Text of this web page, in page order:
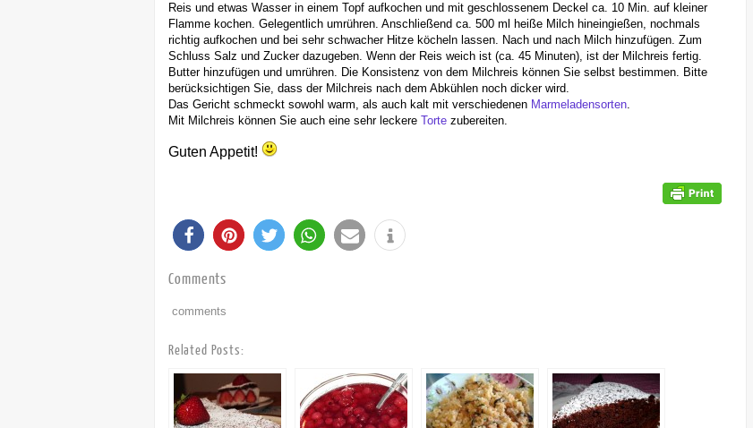
Reis und etwas Wasser in einem Topf aufkochen und mit geschlossenem Deckel ca. 10 Min. auf kleiner
Flamme kochen. Gelegentlich umrühren. Anschließend ca. 500 ml heiße Milch hineingießen, nochmals
richtig aufkochen und bei sehr schwacher Hitze köcheln lassen. Nach und nach Milch hinzufügen. Zum
Schluss Salz und Zucker dazugeben. Wenn der Reis weich ist (ca. 45 Minuten), ist der Milchreis fertig.
Butter hinzufügen und umrühren. Die Konsistenz von dem Milchreis können Sie selbst bestimmen. Bitte
berücksichtigen Sie, dass der Milchreis nach dem Abkühlen noch dicker wird.
Das Gericht schmeckt sowohl warm, als auch kalt mit verschiedenen Marmeladensorten.
Mit Milchreis können Sie auch eine sehr leckere Torte zubereiten.
Guten Appetit!
Comments
comments
Related Posts: